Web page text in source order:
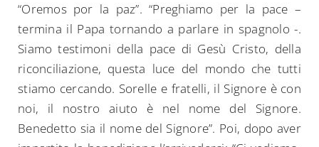
“Oremos por la paz”. “Preghiamo per la pace –
termina il Papa tornando a parlare in spagnolo -.
Siamo testimoni della pace di Gesù Cristo, della
riconciliazione, questa luce del mondo che tutti
stiamo cercando. Sorelle e fratelli, il Signore è con
noi, il nostro aiuto è nel nome del Signore.
Benedetto sia il nome del Signore”. Poi, dopo aver